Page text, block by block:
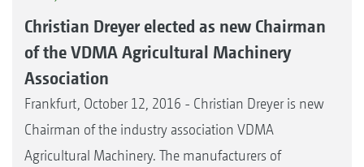
Christian Dreyer elected as new Chairman
of the VDMA Agricultural Machinery
Association
Frankfurt, October 12, 2016 - Christian Dreyer is new
Chairman of the industry association VDMA
Agricultural Machinery. The manufacturers of